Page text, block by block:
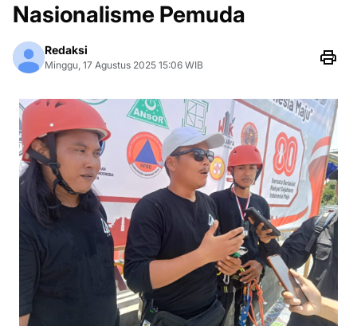
Nasionalisme Pemuda
Redaksi
Minggu, 17 Agustus 2025 15:06 WIB